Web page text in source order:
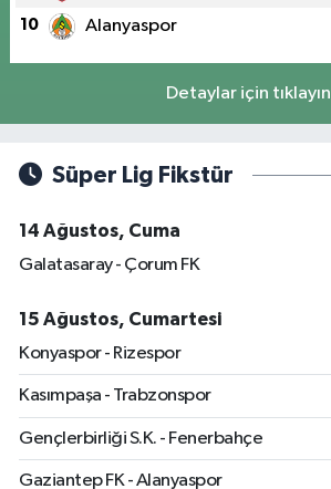
10 Alanyaspor
Detaylar için tıklayın
Süper Lig Fikstür
14 Ağustos, Cuma
Galatasaray - Çorum FK
15 Ağustos, Cumartesi
Konyaspor - Rizespor
Kasımpaşa - Trabzonspor
Gençlerbirliği S.K. - Fenerbahçe
Gaziantep FK - Alanyaspor